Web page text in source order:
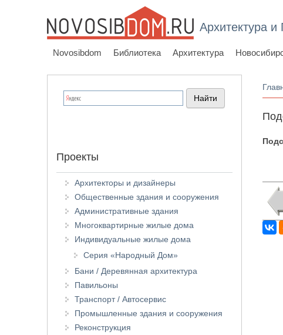
Архитектура
Novosibdom Библиотека Архитектура
Вы
Проекты
Архитекторы и дизайнеры
Общественные здания и сооружения
Административные здания
Многоквартирные жилые дома
Индивидуальные жилые дома
Серия «Народный Дом»
Бани / Деревянная архитектура
Павильоны
Транспорт / Автосервис
Промышленные здания и сооружения
Реконструкция